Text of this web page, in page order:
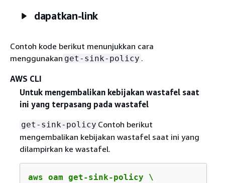
dapatkan-link
Contoh kode berikut menunjukkan cara
menggunakan get-sink-policy .
AWS CLI
Untuk mengembalikan kebijakan wastafel saat
ini yang terpasang pada wastafel
get-sink-policy Contoh berikut
mengembalikan kebijakan wastafel saat ini yang
dilampirkan ke wastafel.
aws oam get-sink-policy \